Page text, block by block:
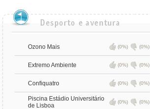
Ozono Mais (0%) (0%)
Extremo Ambiente (0%) (0%)
Confiquatro (0%) (0%)
Piscina Estádio Universitário
de Lisboa
(0%) (0%)